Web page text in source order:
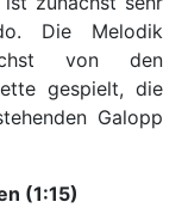
Die Melodik
von den
gespielt, die
Galopp
(1:15)